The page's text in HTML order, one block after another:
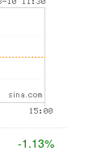
-1.13%